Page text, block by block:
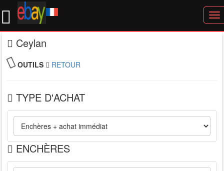
Ceylan
OUTILS RETOUR
TYPE D'ACHAT
ENCHÈRES